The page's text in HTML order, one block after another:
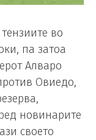
во
па затоа
Алваро
Овиедо,
новинарите
своето